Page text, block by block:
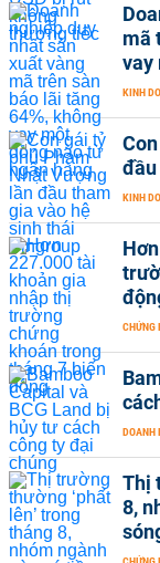
mã
vay
KINH
KINH
CHỨNG
DOANH
Thị
8,